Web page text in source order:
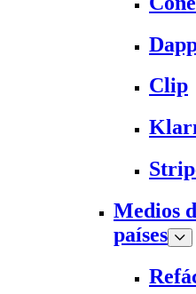
Clip
Medios
países